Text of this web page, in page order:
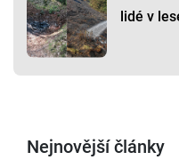
lidé v
Nejnovější články